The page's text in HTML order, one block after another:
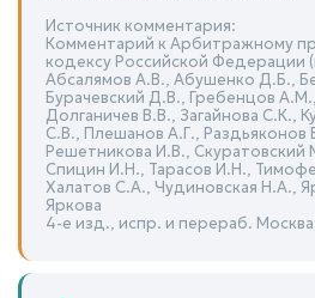
Источник комментария:
Комментарий к Арбитражному
кодексу Российской Федерации
Абсалямов А.В., Абушенко Д.Б.,
Бурачевский Д.В., Гребенцов
Долганичев В.В., Загайнова С.К.,
С.В., Плешанов А.Г., Раздьяконов
Решетникова И.В.,
Спицин И.Н., Тарасов И.Н.,
Халатов С.А., Чудиновская Н.А.,
Яркова
4-е изд., испр. и перераб.